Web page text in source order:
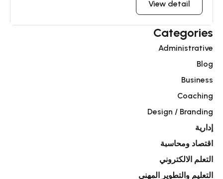
View detail
Categories
Administrative
Blog
Business
Coaching
Design / Branding
إدارية
اقتصاد ومحاسبة
التعلم الالكتروني
التعليم والتطوير المهني